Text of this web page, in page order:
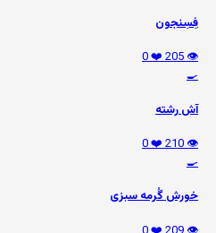
فِسِنجون
👁️ 205
❤️ 0
🍳
آش رشته
👁️ 210
❤️ 0
🍳
خورش گُرمه سبزی